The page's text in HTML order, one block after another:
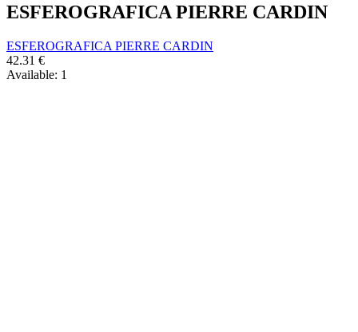
ESFEROGRAFICA PIERRE CARDIN
ESFEROGRAFICA PIERRE CARDIN
42.31 €
Available: 1